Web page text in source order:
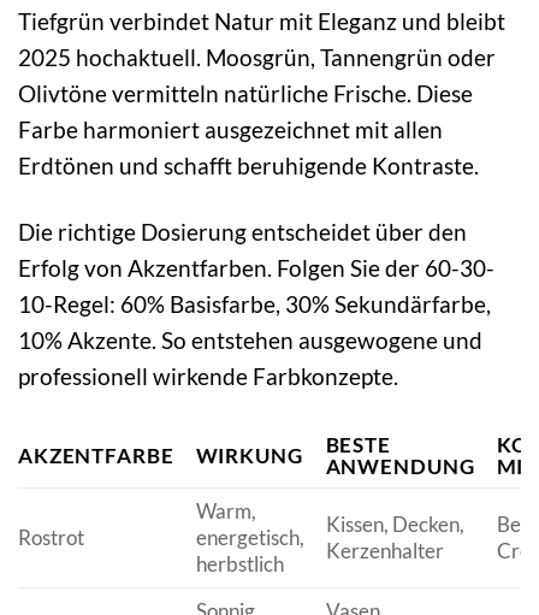
Tiefgrün verbindet Natur mit Eleganz und bleibt
2025 hochaktuell. Moosgrün, Tannengrün oder
Olivtöne vermitteln natürliche Frische. Diese
Farbe harmoniert ausgezeichnet mit allen
Erdtönen und schafft beruhigende Kontraste.
Die richtige Dosierung entscheidet über den
Erfolg von Akzentfarben. Folgen Sie der 60-30-
10-Regel: 60% Basisfarbe, 30% Sekundärfarbe,
10% Akzente. So entstehen ausgewogene und
professionell wirkende Farbkonzepte.
AKZENTFARBE WIRKUNG
BESTE
ANWENDUNG
MIT
Rostrot
Warm,
energetisch,
herbstlich
Kissen, Decken,
Kerzenhalter